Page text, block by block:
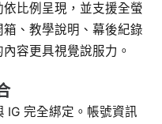
比例呈現，並支援全螢
、教學說明、幕後紀錄
容更具視覺說服力。
IG 完全綁定。帳號資訊